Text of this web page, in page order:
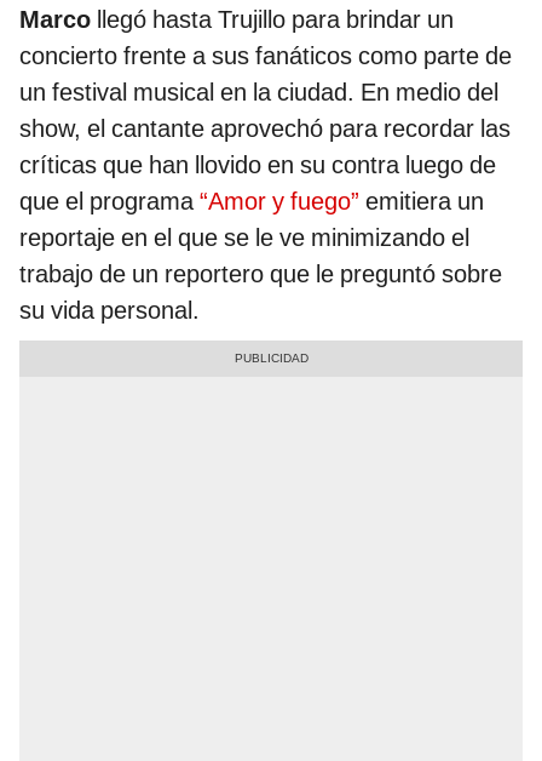
Marco llegó hasta Trujillo para brindar un
concierto frente a sus fanáticos como parte de
un festival musical en la ciudad. En medio del
show, el cantante aprovechó para recordar las
críticas que han llovido en su contra luego de
que el programa“Amor y fuego” emitiera un
reportaje en el que se le ve minimizando el
trabajo de un reportero que le preguntó sobre
su vida personal.